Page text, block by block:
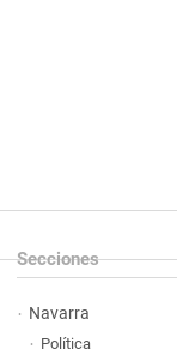
Secciones
Navarra
Política